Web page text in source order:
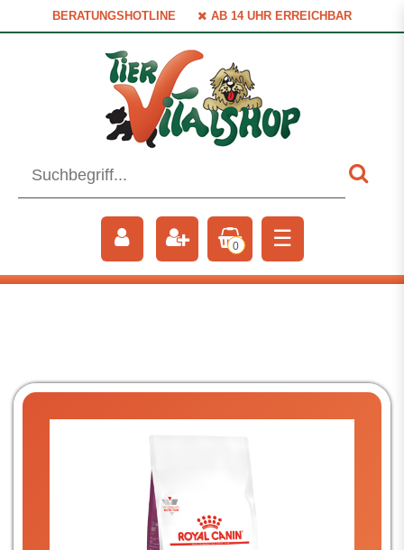
BERATUNGSHOTLINE AB 14 UHR ERREICHBAR
0 ☰